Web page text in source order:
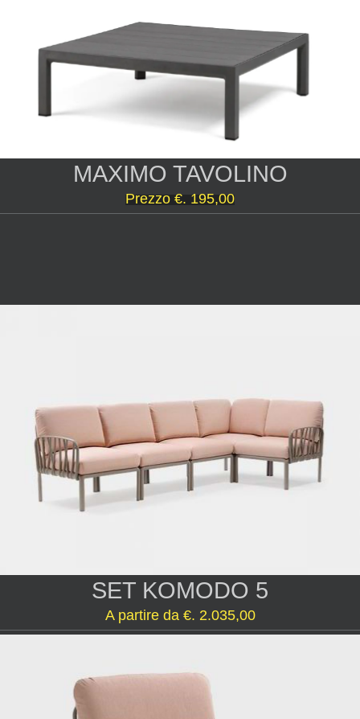
MAXIMO TAVOLINO
Prezzo €. 195,00
SET KOMODO 5
A partire da €. 2.035,00